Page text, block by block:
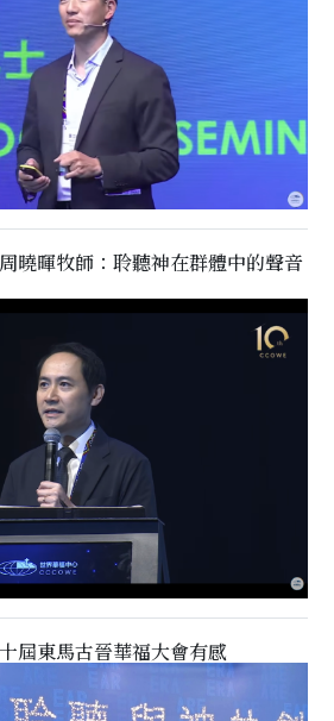
曉暉牧師：聆聽神在群體中的聲音
屆東馬古晉華福大會有感